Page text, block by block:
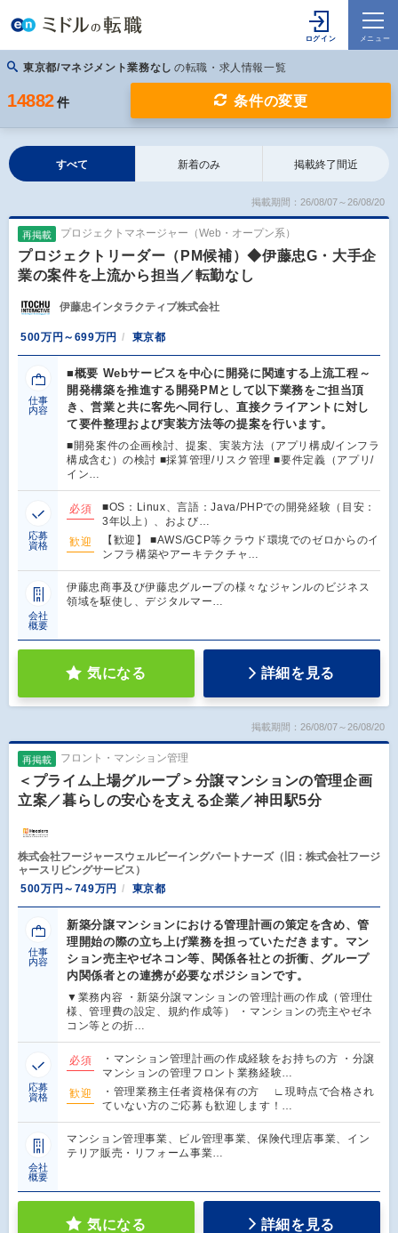
東京都/マネジメント業務なし の転職・求人情報一覧
14882 件 条件の変更
すべて 新着のみ 掲載終了間近
掲載期間：26/08/07～26/08/20
再掲載 プロジェクトマネージャー（Web・オープン系）
プロジェクトリーダー（PM候補）◆伊藤忠G・大手企
業の案件を上流から担当／転勤なし
伊藤忠インタラクティブ株式会社
500万円～699万円 東京都
仕事
内容
■概要 Webサービスを中心に開発に関連する上流工程～
開発構築を推進する開発PMとして以下業務をご担当頂
き、営業と共に客先へ同行し、直接クライアントに対し
て要件整理および実装方法等の提案を行います。
■開発案件の企画検討、提案、実装方法（アプリ構成/インフラ
構成含む）の検討 ■採算管理/リスク管理 ■要件定義（アプリ/
イン…
応募
資格
必須
■OS：Linux、言語：Java/PHPでの開発経験（目安：
3年以上）、および…
歓迎
【歓迎】 ■AWS/GCP等クラウド環境でのゼロからのイ
ンフラ構築やアーキテクチャ…
会社
概要
伊藤忠商事及び伊藤忠グループの様々なジャンルのビジネス
領域を駆使し、デジタルマー…
気になる 詳細を見る
掲載期間：26/08/07～26/08/20
再掲載 フロント・マンション管理
＜プライム上場グループ＞分譲マンションの管理企画
立案／暮らしの安心を支える企業／神田駅5分
株式会社フージャースウェルビーイングパートナーズ（旧：株式会社フージ
ャースリビングサービス）
500万円～749万円
東京都
仕事
内容
新築分譲マンションにおける管理計画の策定を含め、管
理開始の際の立ち上げ業務を担っていただきます。マン
ション売主やゼネコン等、関係各社との折衝、グループ
内関係者との連携が必要なポジションです。
▼業務内容 ・新築分譲マンションの管理計画の作成（管理仕
様、管理費の設定、規約作成等） ・マンションの売主やゼネ
コン等との折…
応募
資格
必須
・マンション管理計画の作成経験をお持ちの方 ・分譲
マンションの管理フロント業務経験…
歓迎
・管理業務主任者資格保有の方 ∟現時点で合格され
ていない方のご応募も歓迎します！…
会社
概要
マンション管理事業、ビル管理事業、保険代理店事業、イン
テリア販売・リフォーム事業…
気になる 詳細を見る